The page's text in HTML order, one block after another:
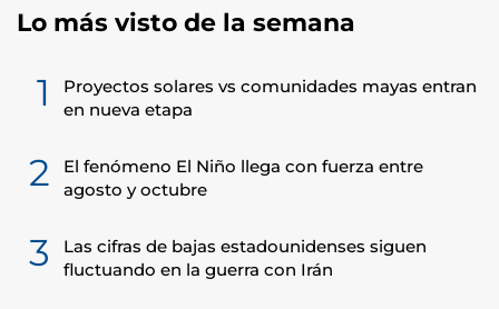
Lo más visto de la semana
1
Proyectos solares vs comunidades mayas entran
en nueva etapa
2
El fenómeno El Niño llega con fuerza entre
agosto y octubre
3
Las cifras de bajas estadounidenses siguen
fluctuando en la guerra con Irán